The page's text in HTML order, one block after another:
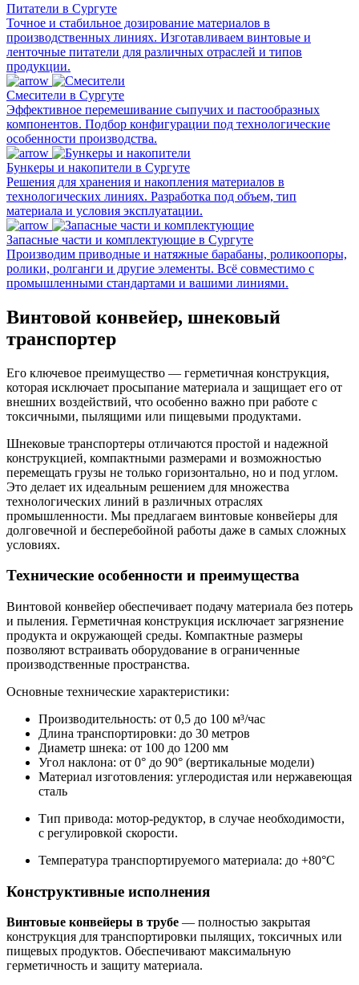
Питатели в Сургуте
Точное и стабильное дозирование материалов в
производственных линиях. Изготавливаем винтовые и
ленточные питатели для различных отраслей и типов
продукции.
Смесители в Сургуте
Эффективное перемешивание сыпучих и пастообразных
компонентов. Подбор конфигурации под технологические
особенности производства.
Бункеры и накопители в Сургуте
Решения для хранения и накопления материалов в
технологических линиях. Разработка под объем, тип
материала и условия эксплуатации.
Запасные части и комплектующие в Сургуте
Производим приводные и натяжные барабаны, роликоопоры,
ролики, ролганги и другие элементы. Всё совместимо с
промышленными стандартами и вашими линиями.
Винтовой конвейер, шнековый
транспортер
Его ключевое преимущество — герметичная конструкция,
которая исключает просыпание материала и защищает его от
внешних воздействий, что особенно важно при работе с
токсичными, пылящими или пищевыми продуктами.
Шнековые транспортеры отличаются простой и надежной
конструкцией, компактными размерами и возможностью
перемещать грузы не только горизонтально, но и под углом.
Это делает их идеальным решением для множества
технологических линий в различных отраслях
промышленности. Мы предлагаем винтовые конвейеры для
долговечной и бесперебойной работы даже в самых сложных
условиях.
Технические особенности и преимущества
Винтовой конвейер обеспечивает подачу материала без потерь
и пыления. Герметичная конструкция исключает загрязнение
продукта и окружающей среды. Компактные размеры
позволяют встраивать оборудование в ограниченные
производственные пространства.
Основные технические характеристики:
Производительность: от 0,5 до 100 м³/час
Длина транспортировки: до 30 метров
Диаметр шнека: от 100 до 1200 мм
Угол наклона: от 0° до 90° (вертикальные модели)
Материал изготовления: углеродистая или нержавеющая
сталь
Тип привода: мотор-редуктор, в случае необходимости,
с регулировкой скорости.
Температура транспортируемого материала: до +80°С
Конструктивные исполнения
Винтовые конвейеры в трубе — полностью закрытая
конструкция для транспортировки пылящих, токсичных или
пищевых продуктов. Обеспечивают максимальную
герметичность и защиту материала.